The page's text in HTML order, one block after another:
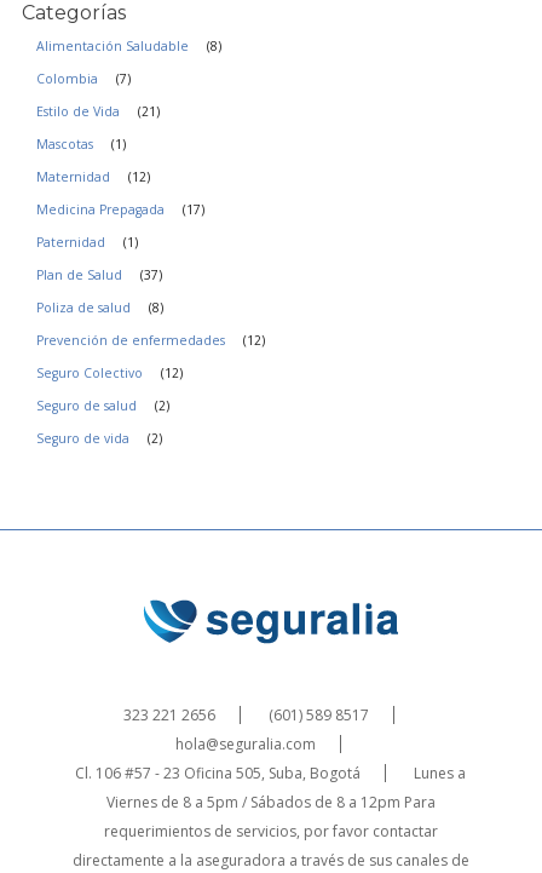
d
a
*
Categorías
Alimentación Saludable
(8)
Colombia
(7)
Estilo de Vida
(21)
Mascotas
(1)
Maternidad
(12)
Medicina Prepagada
(17)
Paternidad
(1)
Plan de Salud
(37)
Poliza de salud
(8)
Prevención de enfermedades
(12)
Seguro Colectivo
(12)
Seguro de salud
(2)
Seguro de vida
(2)
323 221 2656
(601) 589 8517
hola@seguralia.com
Cl. 106 #57 - 23 Oficina 505, Suba, Bogotá
Lunes a
Viernes de 8 a 5pm / Sábados de 8 a 12pm Para
requerimientos de servicios, por favor contactar
directamente a la aseguradora a través de sus canales de